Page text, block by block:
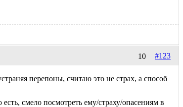
#123
10
перепоны, считаю это не страх, а способ
смело посмотреть ему/страху/опасениям в